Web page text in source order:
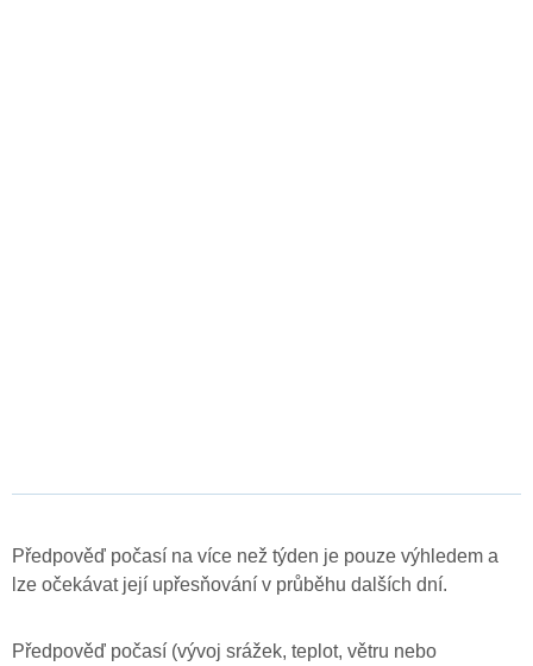
Předpověď počasí na více než týden je pouze výhledem a
lze očekávat její upřesňování v průběhu dalších dní.
Předpověď počasí (vývoj srážek, teplot, větru nebo